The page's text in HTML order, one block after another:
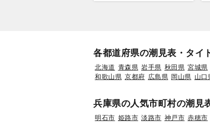
各都道府県の潮見表・タイ
北海道 青森県 岩手県 秋田県 宮城県
和歌山県 京都府 広島県 岡山県 山口
兵庫県の人気市町村の潮見
明石市 姫路市 淡路市 神戸市 赤穂市